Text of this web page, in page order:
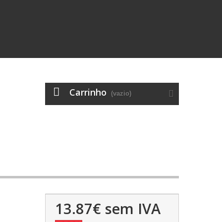
Carrinho (vazio)
13.87€ sem IVA